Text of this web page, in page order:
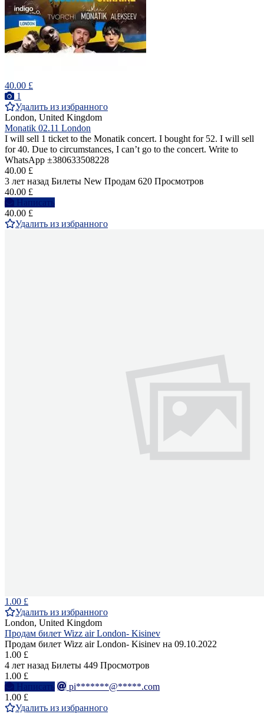
40.00 £
1
Удалить из избранного
London, United Kingdom
Monatik 02.11 London
I will sell 1 ticket to the Monatik concert. I bought for 52. I will sell
for 40. Due to circumstances, I can’t go to the concert. Write to
WhatsApp ±380633508228
40.00 £
3 лет назад Билеты New Продам 620 Просмотров
40.00 £
Написать
40.00 £
Удалить из избранного
1.00 £
Удалить из избранного
London, United Kingdom
Продам билет Wizz air London- Kisinev
Продам билет Wizz air London- Kisinev на 09.10.2022
1.00 £
4 лет назад Билеты 449 Просмотров
1.00 £
Написать
pi*******@*****.com
1.00 £
Удалить из избранного